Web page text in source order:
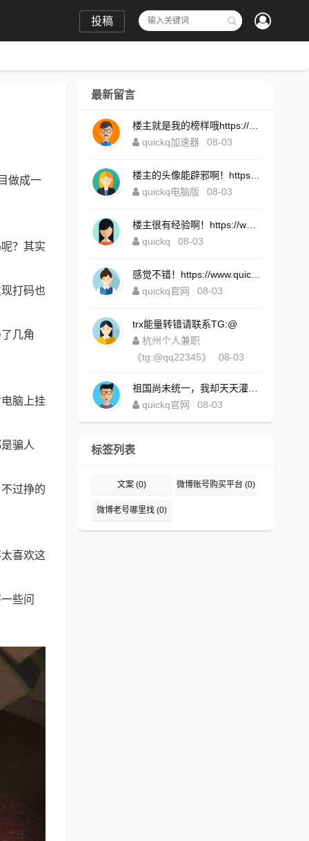
投稿
做成一
？其实
打码也
几角
脑上挂
骗人
过挣的
喜欢这
些问
最新留言
quickq加速器
08-03
quickq电脑版
08-03
quickq
08-03
quickq官网
08-03
trx能量转错请联系TG:@
杭州个人兼职
《tg:@qq22345》
08-03
quickq官网
08-03
标签列表
文案 (0) 微博账号购买平台 (0)
微博老号哪里找 (0)